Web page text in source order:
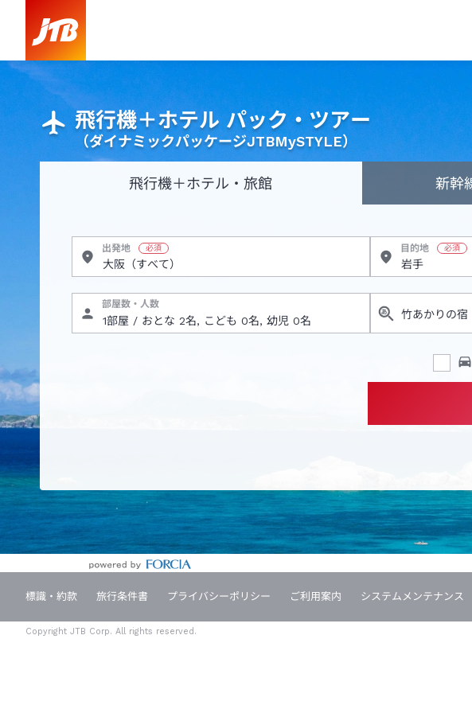
飛行機＋ホテル パック・ツアー
（ダイナミックパッケージJTBMySTYLE）
飛行機＋ホテル・旅館 新幹
出発地 目的地
部屋数・人数
標識・約款 旅行条件書 プライバシーポリシー ご利用案内 システムメンテナンス
Copyright JTB Corp. All rights reserved.